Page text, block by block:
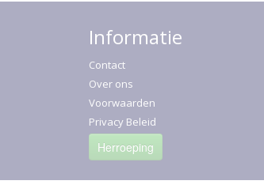
Informatie
Contact
Over ons
Voorwaarden
Privacy Beleid
Herroeping